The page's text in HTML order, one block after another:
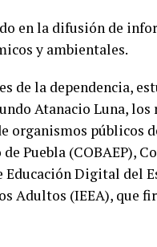
en la difusión de
y ambientales.
de la dependencia,
Atanacio Luna,
organismos públicos
Puebla (COBAEP),
Educación Digital del
Adultos (IEEA), que